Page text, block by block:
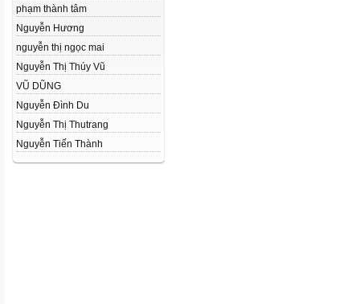
phạm thành tâm
Nguyễn Hương
nguyễn thị ngọc mai
Nguyễn Thị Thúy Vũ
VŨ DŨNG
Nguyễn Đình Du
Nguyễn Thị Thutrang
Nguyễn Tiến Thành